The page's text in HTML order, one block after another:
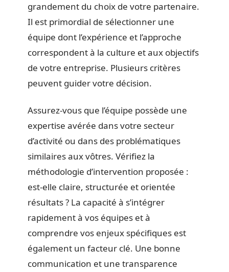
grandement du choix de votre partenaire.
Il est primordial de sélectionner une
équipe dont l’expérience et l’approche
correspondent à la culture et aux objectifs
de votre entreprise. Plusieurs critères
peuvent guider votre décision.
Assurez-vous que l’équipe possède une
expertise avérée dans votre secteur
d’activité ou dans des problématiques
similaires aux vôtres. Vérifiez la
méthodologie d’intervention proposée :
est-elle claire, structurée et orientée
résultats ? La capacité à s’intégrer
rapidement à vos équipes et à
comprendre vos enjeux spécifiques est
également un facteur clé. Une bonne
communication et une transparence